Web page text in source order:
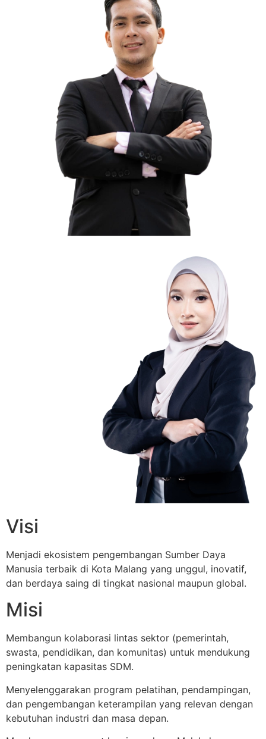
Visi
Menjadi ekosistem pengembangan Sumber Daya
Manusia terbaik di Kota Malang yang unggul, inovatif,
dan berdaya saing di tingkat nasional maupun global.
Misi
Membangun kolaborasi lintas sektor (pemerintah,
swasta, pendidikan, dan komunitas) untuk mendukung
peningkatan kapasitas SDM.
Menyelenggarakan program pelatihan, pendampingan,
dan pengembangan keterampilan yang relevan dengan
kebutuhan industri dan masa depan.